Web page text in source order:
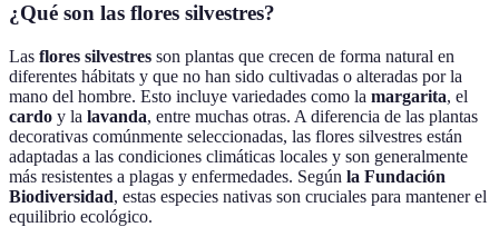
¿Qué son las flores silvestres?
Las flores silvestres son plantas que crecen de forma natural en
diferentes hábitats y que no han sido cultivadas o alteradas por la
mano del hombre. Esto incluye variedades como la margarita, el
cardo y la lavanda, entre muchas otras. A diferencia de las plantas
decorativas comúnmente seleccionadas, las flores silvestres están
adaptadas a las condiciones climáticas locales y son generalmente
más resistentes a plagas y enfermedades. Según la Fundación
Biodiversidad, estas especies nativas son cruciales para mantener el
equilibrio ecológico.